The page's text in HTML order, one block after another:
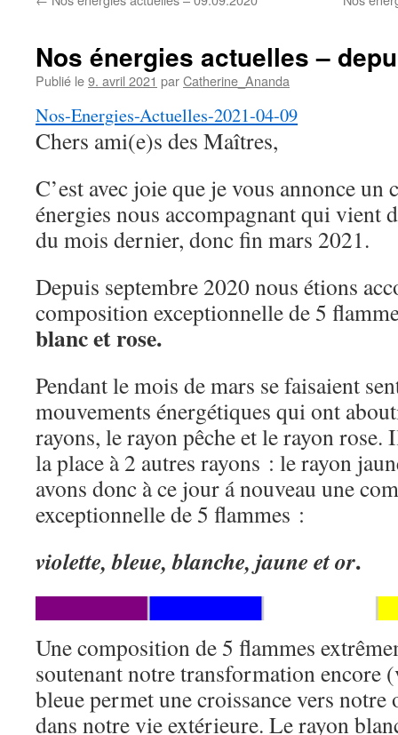
Nos énergies actuelles –
Publié le9. avril 2021 parCatherine_Ananda
Nos-Energies-Actuelles-2021-04-09
Chers ami(e)s des Maîtres,
C’est avec joie que je vous annonce un
énergies nous accompagnant qui vient
du mois dernier, donc fin mars 2021.
Depuis septembre 2020 nous étions
composition exceptionnelle de 5
blanc et rose.
Pendant le mois de mars se faisaient
mouvements énergétiques qui ont
rayons, le rayon pêche et le rayon rose.
la place à 2 autres rayons : le rayon
avons donc à ce jour á nouveau une
exceptionnelle de 5 flammes :
violette, bleue, blanche, jaune et or.
Une composition de 5 flammes
soutenant notre transformation encore
bleue permet une croissance vers
dans notre vie extérieure. Le rayon